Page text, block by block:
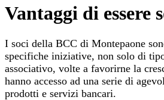
Vantaggi di essere
I soci della BCC di Montepaone
specifiche iniziative, non solo di
associativo, volte a favorirne la
hanno accesso ad una serie di
prodotti e servizi bancari.